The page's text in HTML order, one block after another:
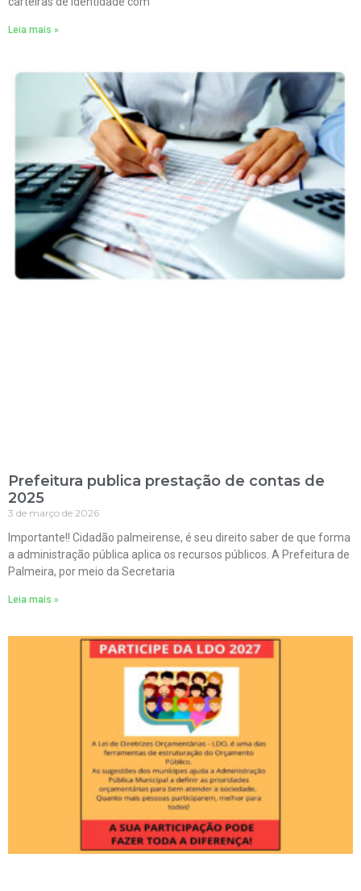
Leia mais »
Prefeitura publica prestação de contas de
2025
3 de março de 2026
Importante!! Cidadão palmeirense, é seu direito saber de que forma
a administração pública aplica os recursos públicos. A Prefeitura de
Palmeira, por meio da Secretaria
Leia mais »